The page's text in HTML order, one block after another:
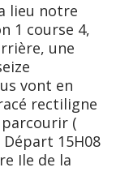
lieu notre
1 course 4,
une
vont en
rectiligne
(
15H08
Ile de la